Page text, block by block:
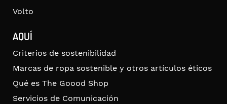
Volto
AQUÍ
Criterios de sostenibilidad
Marcas de ropa sostenible y otros artículos éticos
Qué es The Goood Shop
Servicios de Comunicación